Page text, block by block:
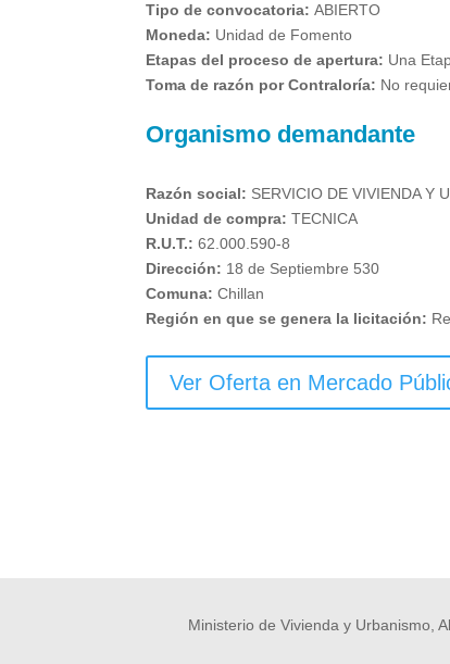
Tipo de convocatoria: ABIERTO
Moneda: Unidad de Fomento
Etapas del proceso de apertura: Una
Toma de razón por Contraloría: No
Organismo demandante
Razón social: SERVICIO DE VIVIENDA Y
Unidad de compra: TECNICA
R.U.T.:62.000.590-8
Dirección: 18 de Septiembre 530
Comuna:Chillan
Región en que se genera la licitación:
Ver Oferta en Mercado
Ministerio de Vivienda y Urbanismo,